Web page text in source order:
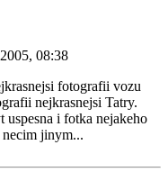
08:38
fotografii vozu
nejkrasnejsi Tatry.
uspesna i fotka nejakeho
jinym...